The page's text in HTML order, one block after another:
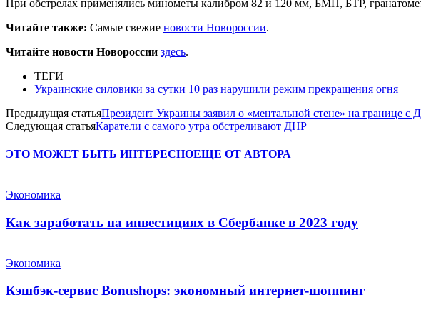
При обстрелах применялись минометы калибром 82 и 120 мм, БМП, БТР,
Читайте также: Самые свежие новости Новороссии.
Читайте новости Новороссии здесь.
ТЕГИ
Украинские силовики за сутки 10 раз нарушили режим прекращения огня
Предыдущая статьяПрезидент Украины заявил о «ментальной стене» на границе c
Следующая статьяКаратели с самого утра обстреливают ДНР
ЭТО МОЖЕТ БЫТЬ ИНТЕРЕСНОЕЩЕ ОТ АВТОРА
Экономика
Как заработать на инвестициях в Сбербанке в 2023 году
Экономика
Кэшбэк-сервис Bonushops: экономный интернет-шоппинг